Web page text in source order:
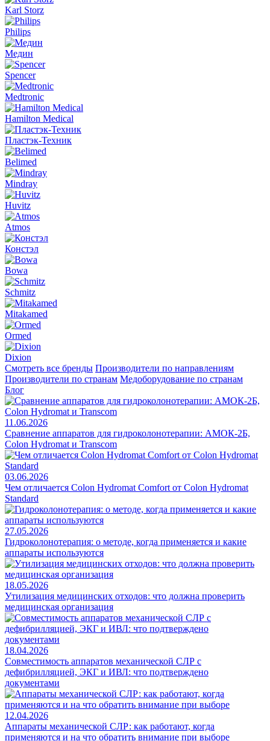
Karl Storz
Philips
Медин
Spencer
Medtronic
Hamilton Medical
Пластэк-Техник
Belimed
Mindray
Huvitz
Atmos
Констэл
Bowa
Schmitz
Mitakamed
Ormed
Dixion
Смотреть все бренды Производители по направлениям
Производители по странам Медоборудование по странам
Блог
11.06.2026
Сравнение аппаратов для гидроколонотерапии: АМОК-2Б,
Colon Hydromat и Transcom
03.06.2026
Чем отличается Colon Hydromat Comfort от Colon Hydromat
Standard
27.05.2026
Гидроколонотерапия: о методе, когда применяется и какие
аппараты используются
18.05.2026
Утилизация медицинских отходов: что должна проверить
медицинская организация
18.04.2026
Совместимость аппаратов механической СЛР с
дефибрилляцией, ЭКГ и ИВЛ: что подтверждено
документами
12.04.2026
Аппараты механической СЛР: как работают, когда
применяются и на что обратить внимание при выборе